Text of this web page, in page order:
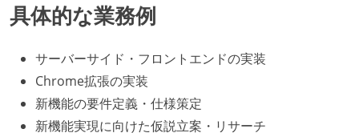
具体的な業務例
サーバーサイド・フロントエンドの実装
Chrome拡張の実装
新機能の要件定義・仕様策定
新機能実現に向けた仮説立案・リサーチ